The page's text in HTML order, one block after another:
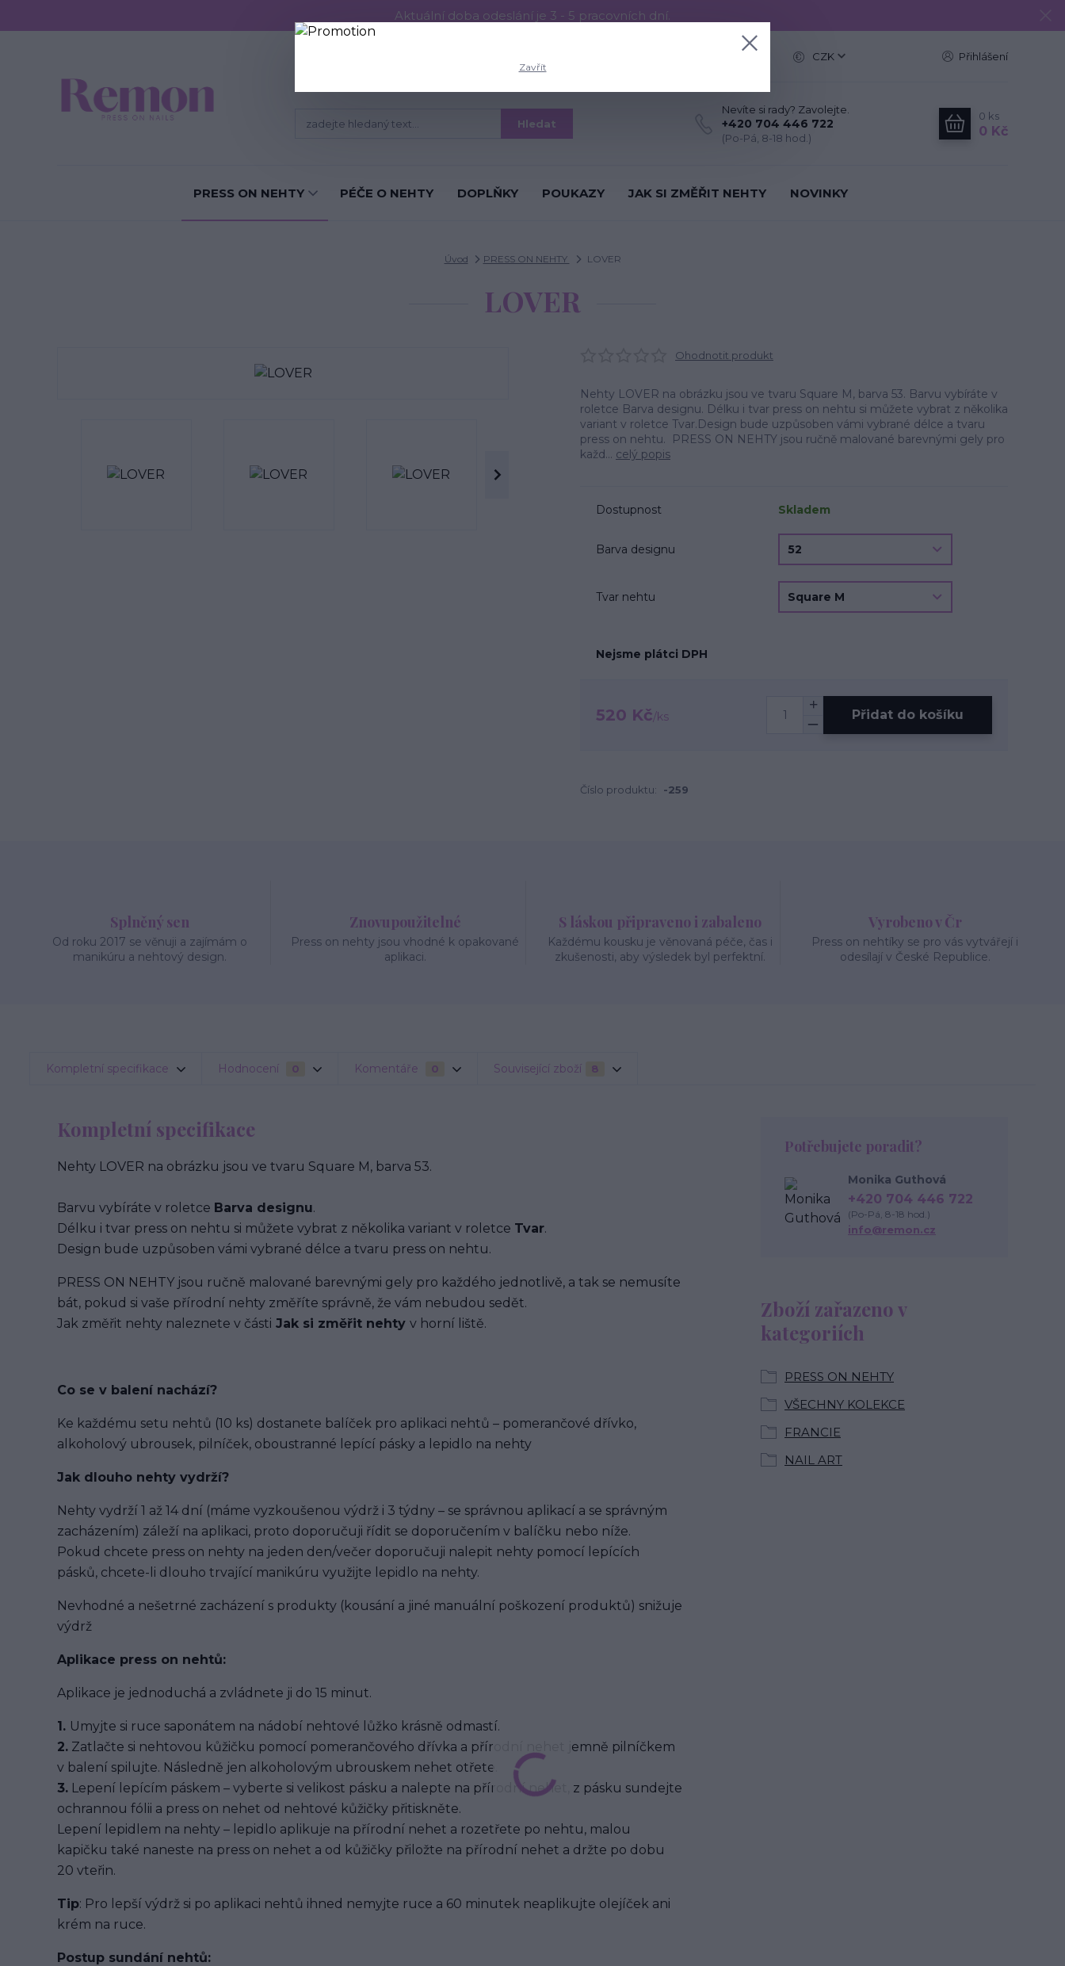
Aktuální doba odeslání je 3 - 5 pracovních dní.
CZK Přihlášení
Hledat
Nevíte si rady? Zavolejte.
+420 704 446 722
(Po-Pá, 8-18 hod.)
0 ks
0 Kč
PRESS ON NEHTY PÉČE O NEHTY DOPLŇKY POUKAZY JAK SI ZMĚŘIT NEHTY NOVINKY
Úvod PRESS ON NEHTY LOVER
LOVER
Ohodnotit produkt
Nehty LOVER na obrázku jsou ve tvaru Square M, barva 53. Barvu vybíráte v
roletce Barva designu. Délku i tvar press on nehtu si můžete vybrat z několika
variant v roletce Tvar.Design bude uzpůsoben vámi vybrané délce a tvaru
press on nehtu. PRESS ON NEHTY jsou ručně malované barevnými gely pro
každ... celý popis
Dostupnost Skladem
Barva designu
Tvar nehtu
Nejsme plátci DPH
520 Kč/ks Přidat do košíku
Číslo produktu: -259
Splněný sen
Od roku 2017 se věnuji a zajímám o
manikúru a nehtový design.
Znovupoužitelné
Press on nehty jsou vhodné k opakované
aplikaci.
S láskou připraveno i zabaleno
Každému kousku je věnovaná péče, čas i
zkušenosti, aby výsledek byl perfektní.
Vyrobeno v Čr
Press on nehtíky se pro vás vytvářejí i
odesílají v České Republice.
Kompletní specifikace Hodnocení 0 Komentáře 0 Související zboží 8
Kompletní specifikace
Nehty LOVER na obrázku jsou ve tvaru Square M, barva 53.
Barvu vybíráte v roletce Barva designu.
Délku i tvar press on nehtu si můžete vybrat z několika variant v roletce Tvar.
Design bude uzpůsoben vámi vybrané délce a tvaru press on nehtu.
PRESS ON NEHTY jsou ručně malované barevnými gely pro každého jednotlivě, a tak se nemusíte
bát, pokud si vaše přírodní nehty změříte správně, že vám nebudou sedět.
Jak změřit nehty naleznete v části Jak si změřit nehty v horní liště.
Co se v balení nachází?
Ke každému setu nehtů (10 ks) dostanete balíček pro aplikaci nehtů – pomerančové dřívko,
alkoholový ubrousek, pilníček, oboustranné lepící pásky a lepidlo na nehty
Jak dlouho nehty vydrží?
Nehty vydrží 1 až 14 dní (máme vyzkoušenou výdrž i 3 týdny – se správnou aplikací a se správným
zacházením) záleží na aplikaci, proto doporučuji řídit se doporučením v balíčku nebo níže.
Pokud chcete press on nehty na jeden den/večer doporučuji nalepit nehty pomocí lepících
pásků, chcete-li dlouho trvající manikúru využijte lepidlo na nehty.
Nevhodné a nešetrné zacházení s produkty (kousání a jiné manuální poškození produktů) snižuje
výdrž
Aplikace press on nehtů:
Aplikace je jednoduchá a zvládnete ji do 15 minut.
1. Umyjte si ruce saponátem na nádobí nehtové lůžko krásně odmastí.
2. Zatlačte si nehtovou kůžičku pomocí pomerančového dřívka a přírodní nehet jemně pilníčkem
v balení spilujte. Následně jen alkoholovým ubrouskem nehet otřete.
3. Lepení lepícím páskem – vyberte si velikost pásku a nalepte na přírodní nehet, z pásku sundejte
ochrannou fólii a press on nehet od nehtové kůžičky přitiskněte.
Lepení lepidlem na nehty – lepidlo aplikuje na přírodní nehet a rozetřete po nehtu, malou
kapičku také naneste na press on nehet a od kůžičky přiložte na přírodní nehet a držte po dobu
20 vteřin.
Tip: Pro lepší výdrž si po aplikaci nehtů ihned nemyjte ruce a 60 minutek neaplikujte olejíček ani
krém na ruce.
Postup sundání nehtů:
Zboží zařazeno v
kategoriích
PRESS ON NEHTY
VŠECHNY KOLEKCE
FRANCIE
NAIL ART
Potřebujete poradit?
Monika Guthová
+420 704 446 722
(Po-Pá, 8-18 hod.)
info@remon.cz
Zavřít